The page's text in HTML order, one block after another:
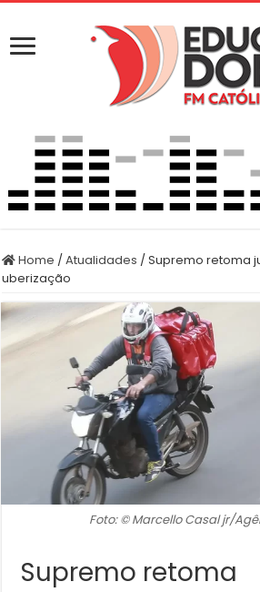
Home /Atualidades /Supremo retoma
uberização
Foto: © Marcello Casal jr/
Supremo retoma